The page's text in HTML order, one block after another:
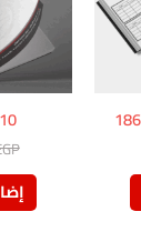
10 دفتر روشتات